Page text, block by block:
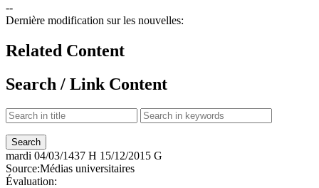
--
Dernière modification sur les nouvelles:
Related Content
Search / Link Content
mardi 04/03/1437 H 15/12/2015 G
Source:Médias universitaires
Évaluation: